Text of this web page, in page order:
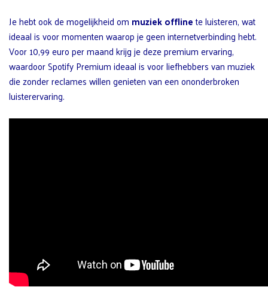
Je hebt ook de mogelijkheid om muziek offlinete luisteren, wat
ideaal is voor momenten waarop je geen internetverbinding hebt.
Voor 10,99 euro per maand krijg je deze premium ervaring,
waardoor Spotify Premium ideaal is voor liefhebbers van muziek
die zonder reclames willen genieten van een ononderbroken
luisterervaring.